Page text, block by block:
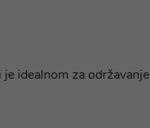
idealnom za održavanje